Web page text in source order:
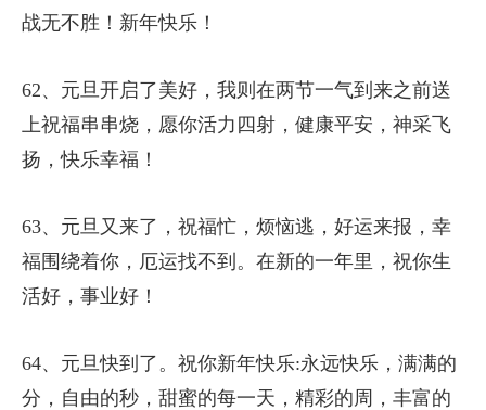
战无不胜！新年快乐！
62、元旦开启了美好，我则在两节一气到来之前送
上祝福串串烧，愿你活力四射，健康平安，神采飞
扬，快乐幸福！
63、元旦又来了，祝福忙，烦恼逃，好运来报，幸
福围绕着你，厄运找不到。在新的一年里，祝你生
活好，事业好！
64、元旦快到了。祝你新年快乐:永远快乐，满满的
分，自由的秒，甜蜜的每一天，精彩的周，丰富的